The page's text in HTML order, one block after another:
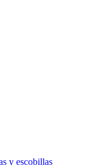
y escobillas